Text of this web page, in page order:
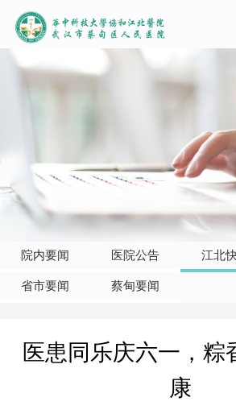
院内要闻 医院公告 江北
省市要闻 蔡甸要闻
医患同乐庆六一，粽
康